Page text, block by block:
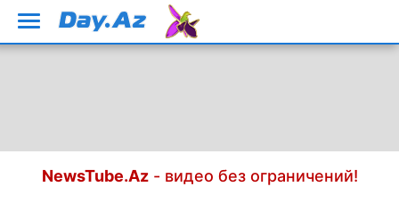
NewsTube.Az- видео без ограничений!